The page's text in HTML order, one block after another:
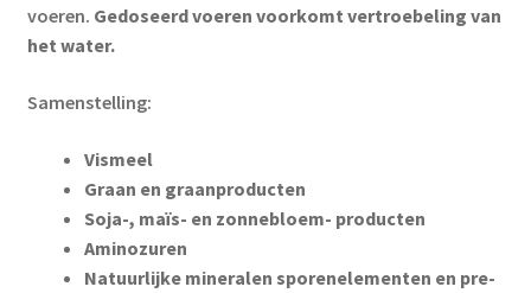
voeren. Gedoseerd voeren voorkomt vertroebeling van
het water.
Samenstelling:
Vismeel
Graan en graanproducten
Soja-, maïs- en zonnebloem- producten
Aminozuren
Natuurlijke mineralen sporenelementen en pre-